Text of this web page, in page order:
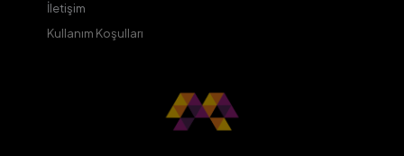
İletişim
Kullanım Koşulları